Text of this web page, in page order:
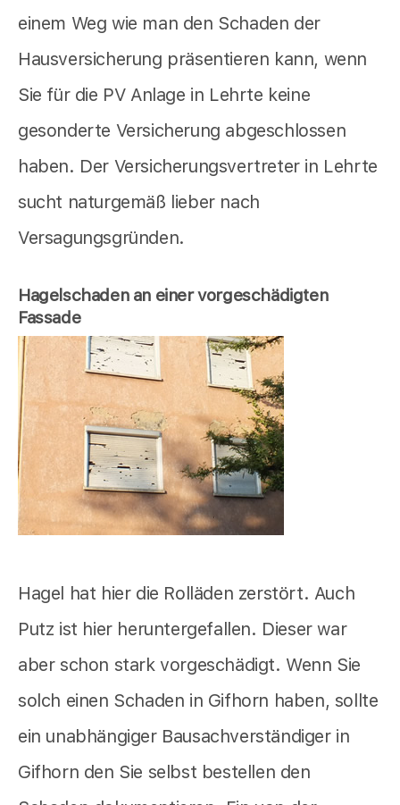
einem Weg wie man den Schaden der
Hausversicherung präsentieren kann, wenn
Sie für die PV Anlage in Lehrte keine
gesonderte Versicherung abgeschlossen
haben. Der Versicherungsvertreter in Lehrte
sucht naturgemäß lieber nach
Versagungsgründen.
Hagelschaden an einer vorgeschädigten
Fassade
Hagel hat hier die Rolläden zerstört. Auch
Putz ist hier heruntergefallen. Dieser war
aber schon stark vorgeschädigt. Wenn Sie
solch einen Schaden in Gifhorn haben, sollte
ein unabhängiger Bausachverständiger in
Gifhorn den Sie selbst bestellen den